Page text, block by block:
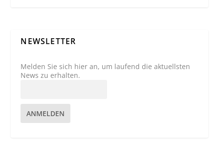
NEWSLETTER
Melden Sie sich hier an, um laufend die aktuellsten
News zu erhalten.
ANMELDEN